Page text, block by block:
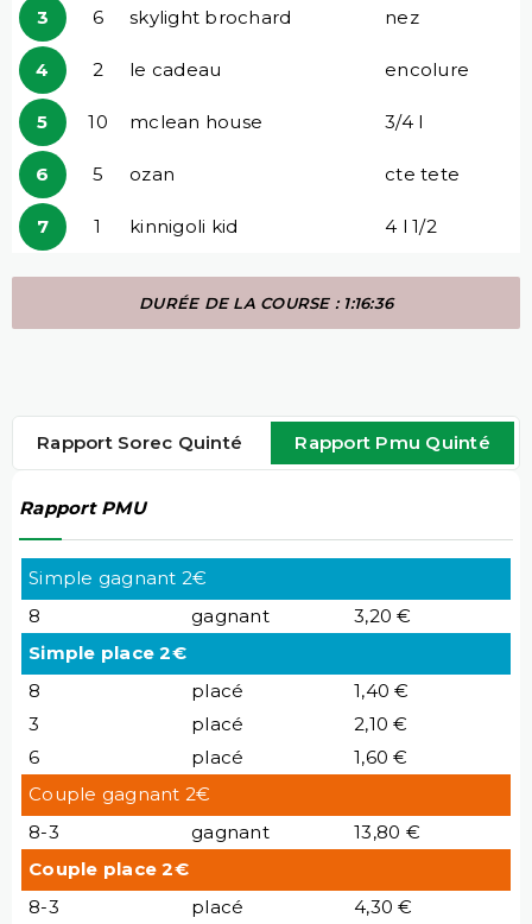
3 6 skylight brochard nez
4 2 le cadeau encolure
5 10 mclean house 3/4 l
6 5 ozan cte tete
7 1 kinnigoli kid 4 l 1/2
DURÉE DE LA COURSE : 1:16:36
Rapport Sorec Quinté Rapport Pmu Quinté
Rapport PMU
Simple gagnant 2€
8
gagnant
3,20 €
Simple place 2€
8
placé
1,40 €
3
placé
2,10 €
6
placé
1,60 €
Couple gagnant 2€
8-3
gagnant
13,80 €
Couple place 2€
8-3
placé 4,30 €